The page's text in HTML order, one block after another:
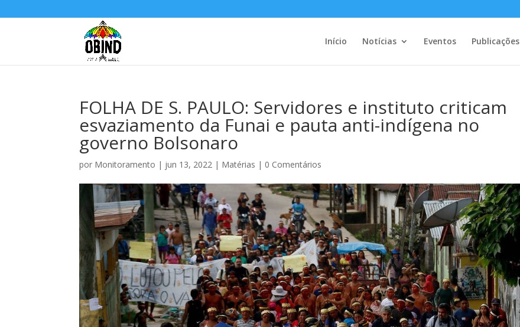
Início Notícias Eventos Publicações
FOLHA DE S. PAULO: Servidores e instituto criticam
esvaziamento da Funai e pauta anti-indígena no
governo Bolsonaro
por Monitoramento | jun 13, 2022 | Matérias | 0 Comentários